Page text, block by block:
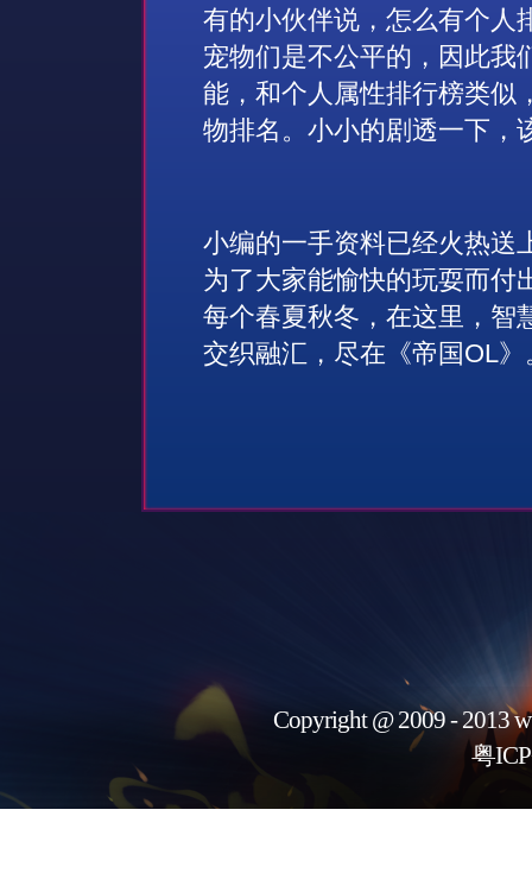
有的小伙伴说，怎么有个人
宠物们是不公平的，因此我
能，和个人属性排行榜类似
物排名。小小的剧透一下，
小编的一手资料已经火热送
为了大家能愉快的玩耍而付
每个春夏秋冬，在这里，智
交织融汇，尽在《帝国OL》
Copyright @ 2009 - 2013
粤